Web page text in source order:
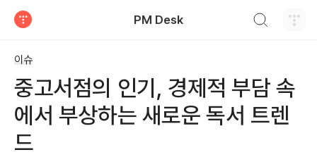
PM Desk
이슈
중고서점의 인기, 경제적 부담 속
에서 부상하는 새로운 독서 트렌
드